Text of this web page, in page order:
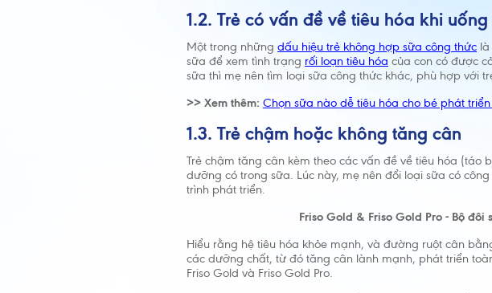
1.2. Trẻ có vấn đề về tiêu hóa khi uống
Một trong những dấu hiệu trẻ không hợp sữa công thức là
sữa để xem tình trạng rối loạn tiêu hóa của con có được
sữa thì mẹ nên tìm loại sữa công thức khác, phù hợp với
>> Xem thêm: Chọn sữa nào dễ tiêu hóa cho bé phát
1.3. Trẻ chậm hoặc không tăng cân
Trẻ chậm tăng cân kèm theo các vấn đề về tiêu hóa (táo
dưỡng có trong sữa. Lúc này, mẹ nên đổi loại sữa có
trình phát triển.
Friso Gold & Friso Gold Pro - Bộ
Hiểu rằng hệ tiêu hóa khỏe mạnh, và đường ruột cân
các dưỡng chất, từ đó tăng cân lành mạnh, phát triển
Friso Gold và Friso Gold Pro.